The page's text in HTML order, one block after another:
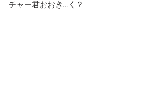
チャー君おおき…く？